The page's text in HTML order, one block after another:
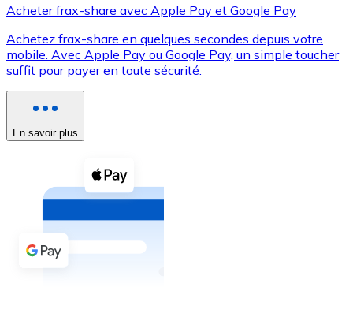
XRP
XRP
Voir toutes
Coupons crypto
Achetez des cryptomonnaies en espèces et d'autres
Acheter avec espèces
Virement SEPA
Acheter frax-share avec Apple Pay et Google Pay
Achetez frax-share en quelques secondes depuis votre
mobile. Avec Apple Pay ou Google Pay, un simple toucher
suffit pour payer en toute sécurité.
En savoir plus